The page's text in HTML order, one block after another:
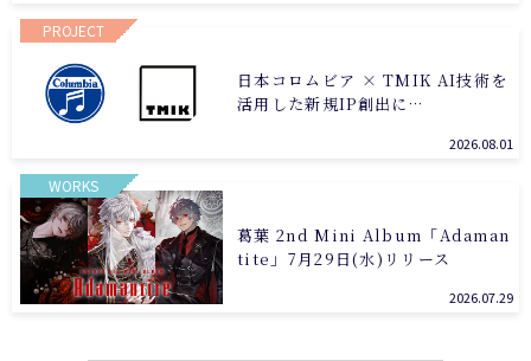
PROJECT
日本コロムビア × TMIK AI技術を
活用した新規IP創出に…
2026.08.01
WORKS
葛葉 2nd Mini Album「Adaman
tite」7月29日(水)リリース
2026.07.29